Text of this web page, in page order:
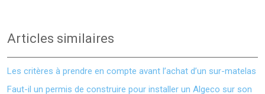
Articles similaires
Les critères à prendre en compte avant l’achat d’un sur-matelas
Faut-il un permis de construire pour installer un Algeco sur son